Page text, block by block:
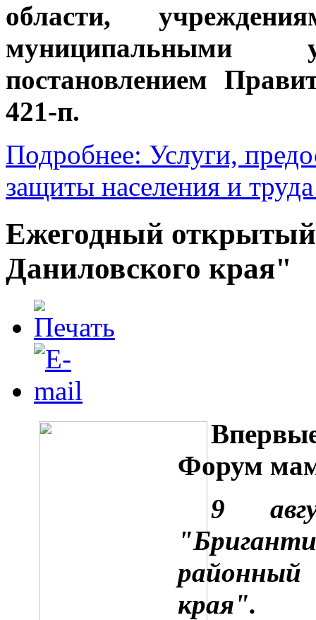
области,
муниципальными
постановлением
421-п.
Подробнее: Услуги,
защиты населения и
Ежегодный
Даниловского края"
Форум
9
края".